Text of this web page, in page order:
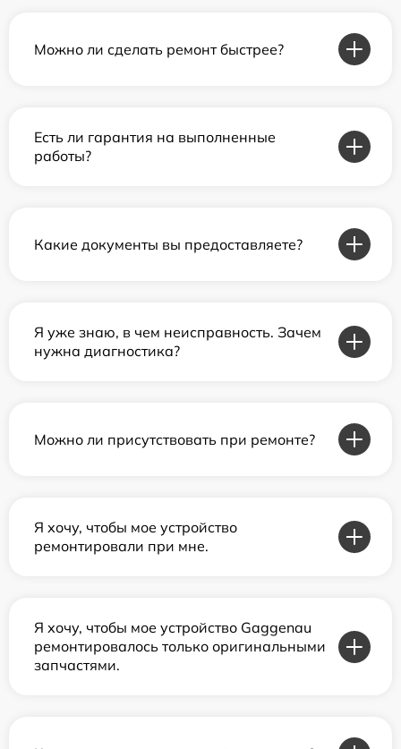
Можно ли сделать ремонт быстрее?
Есть ли гарантия на выполненные
работы?
Какие документы вы предоставляете?
Я уже знаю, в чем неисправность. Зачем
нужна диагностика?
Можно ли присутствовать при ремонте?
Я хочу, чтобы мое устройство
ремонтировали при мне.
Я хочу, чтобы мое устройство Gaggenau
ремонтировалось только оригинальными
запчастями.